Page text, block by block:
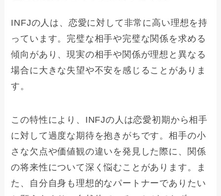
INFJの人は、恋愛に対して非常に高い理想を持
っています。完璧な相手や完璧な関係を求める
傾向があり、現実の相手や関係が理想と異なる
場合に大きな失望や不安を感じることがありま
す。
この特性により、INFJの人は恋愛初期から相手
に対して過度な期待を抱きがちです。相手の小
さな欠点や価値観の違いを発見した際に、関係
の将来性について深く悩むことがあります。ま
た、自分自身も理想的なパートナーでありたい